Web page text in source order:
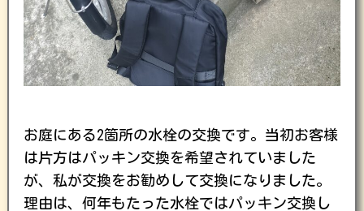
お庭にある2箇所の水栓の交換です。当初お客様
は片方はパッキン交換を希望されていました
が、私が交換をお勧めして交換になりました。
理由は、何年もたった水栓ではパッキン交換し